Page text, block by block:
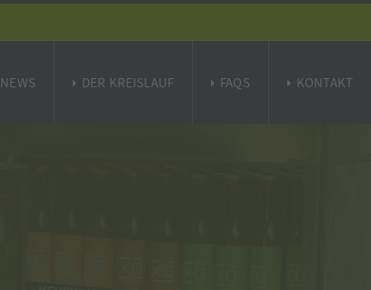
NEWS DER KREISLAUF FAQS KONTAKT